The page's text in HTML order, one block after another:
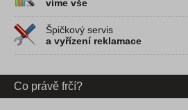
víme vše
Špičkový servis
a vyřízení reklamace
Co právě frčí?